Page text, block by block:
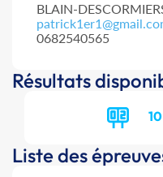
BLAIN-
0682540565
Résultats
Liste des